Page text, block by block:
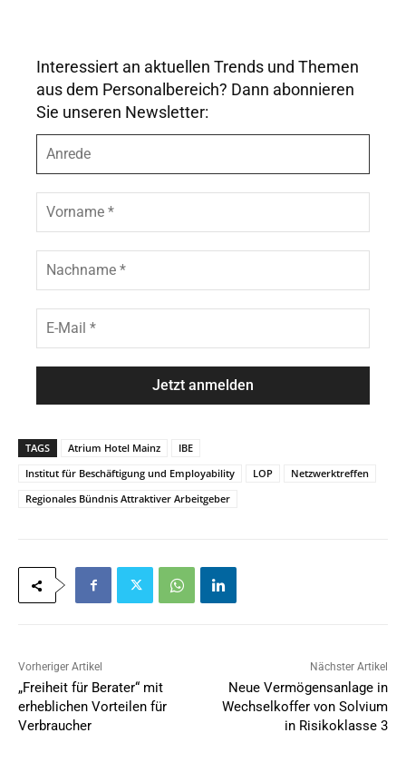
Interessiert an aktuellen Trends und Themen
aus dem Personalbereich? Dann abonnieren
Sie unseren Newsletter:
r
e
e
r
n
m
c
h
a
M
a
l
TAGS Atrium Hotel Mainz
IBE
Institut für Beschäftigung und Employability
LOP
Netzwerktreffen
Regionales Bündnis Attraktiver Arbeitgeber
Vorheriger Artikel
„Freiheit für Berater“ mit
erheblichen Vorteilen für
Verbraucher
Nächster Artikel
Neue Vermögensanlage in
Wechselkoffer von Solvium
in Risikoklasse 3